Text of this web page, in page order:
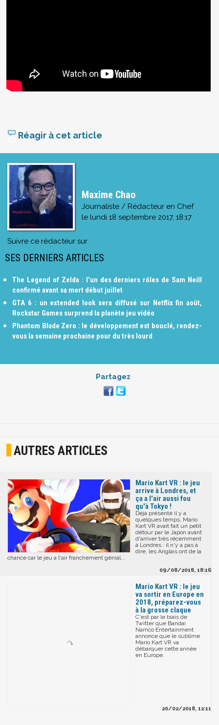
Réagir à cet article
Maxime Chao
Journaliste / Rédacteur en Chef
le lundi 18 septembre 2017, 18:17
Suivre ce rédacteur sur
SES DERNIERS ARTICLES
The Legend of Zelda : l'un des derniers rôles de Sam Neill
confirmé avant sa mort début juillet
GTA 6 : un extended look sera diffusé sur Netflix fin août,
Rockstar Games surprend la planète jeu vidéo
Phantom Blade Zero : le développement est bouclé, rendez-
vous la semaine prochaine pour du très lourd
Partagez
AUTRES ARTICLES
Mario Kart VR : le jeu
arrive à Londres, et
ça a l'air aussi fou
qu'à Tokyo !
Déjà présenté il y a
quelques temps, Mario
Kart VR avait fait un petit
détour par le Japon avant
d'arriver très récemment
à Londres : il n'y a pas à
dire, les Anglais ont de la
chance car le jeu a l'air franchement génial...
09/08/2018, 18:16
Mario Kart VR : le jeu
va sortir en Europe en
2018, préparez-vous
à la grosse claque
C'est par le biais de
Twitter que Bandai
Namco Entertainment
annonce que le sublime
Mario Kart VR va
débarquer cette année
en Europe.
20/02/2018, 12:11